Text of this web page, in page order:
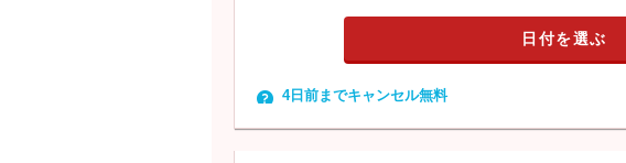
日付を選ぶ
4日前までキャンセル無料